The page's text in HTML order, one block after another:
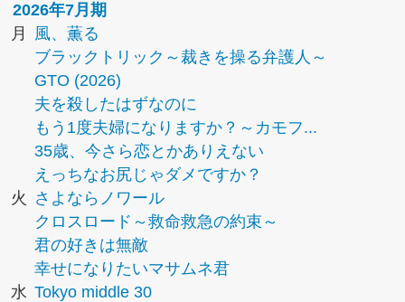
2026年7月期
月
風、薫る
ブラックトリック～裁きを操る弁護人～
GTO (2026)
夫を殺したはずなのに
もう1度夫婦になりますか？～カモフ...
35歳、今さら恋とかありえない
えっちなお尻じゃダメですか？
火
さよならノワール
クロスロード～救命救急の約束～
君の好きは無敵
幸せになりたいマサムネ君
水 Tokyo middle 30